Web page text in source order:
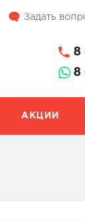
Задать
8
8
АКЦИИ